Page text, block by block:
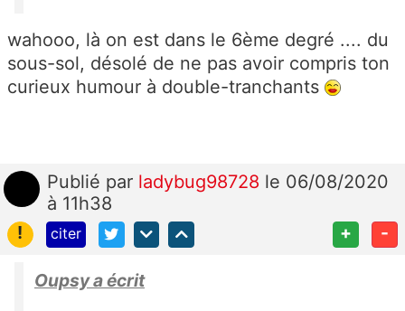
wahooo, là on est dans le 6ème degré .... du
sous-sol, désolé de ne pas avoir compris ton
curieux humour à double-tranchants
Publié par ladybug98728 le 06/08/2020
à 11h38
!
citer + -
Oupsy a écrit